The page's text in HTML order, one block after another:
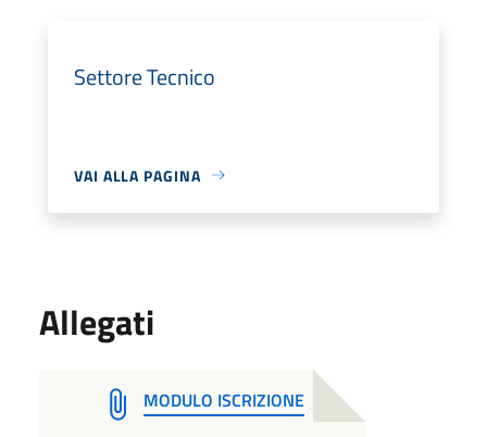
Settore Tecnico
VAI ALLA PAGINA
Allegati
MODULO ISCRIZIONE